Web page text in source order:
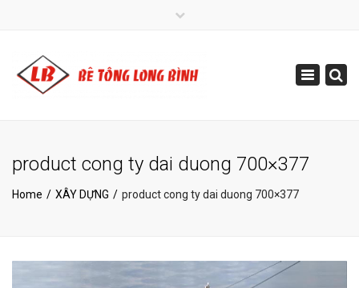
Toggle
product cong ty dai duong 700×377
Home XÂY DỰNG product cong ty dai duong 700×377